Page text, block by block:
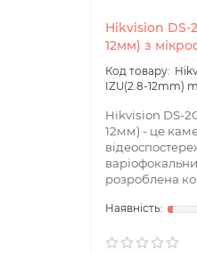
Hikvision DS-
12мм) з
IZU(2.8-12mm)
Hikvision DS-
12мм) - це
розроблена